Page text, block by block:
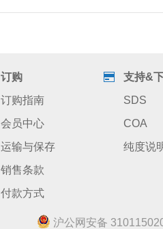
订购
订购指南
会员中心
运输与保存
销售条款
付款方式
支持&
SDS
COA
纯度说
沪公网安备